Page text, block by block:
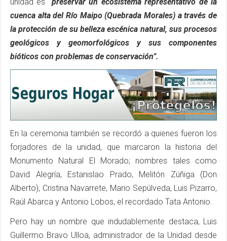
cuenca alta del Río Maipo (Quebrada Morales) a través de
la protección de su belleza escénica natural, sus procesos
geológicos y geomorfológicos y sus componentes
bióticos con problemas de conservación”.
En la ceremonia también se recordó a quienes fueron los
forjadores de la unidad, que marcaron la historia del
Monumento Natural El Morado; nombres tales como
David Alegría, Estanislao Prado, Melitón Zúñiga (Don
Alberto), Cristina Navarrete, Mario Sepúlveda, Luis Pizarro,
Raúl Abarca y Antonio Lobos, el recordado Tata Antonio.
Pero hay un nombre que indudablemente destaca, Luis
Guillermo Bravo Ulloa, administrador de la Unidad desde